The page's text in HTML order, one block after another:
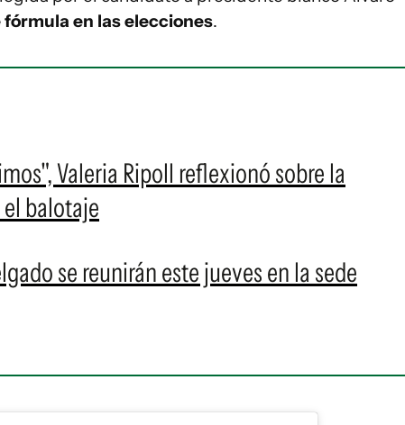
en las elecciones.
Valeria Ripoll reflexionó sobre la
balotaje
se reunirán este jueves en la sede